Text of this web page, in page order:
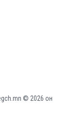
© 2026 он